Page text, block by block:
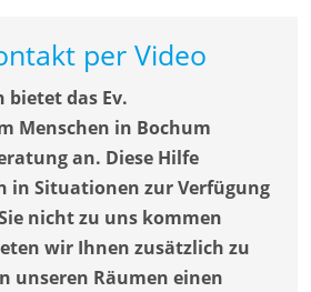
per Video
bietet das Ev.
Menschen in Bochum
an. Diese Hilfe
in Situationen zur Verfügung
nicht zu uns kommen
wir Ihnen zusätzlich zu
unseren Räumen einen